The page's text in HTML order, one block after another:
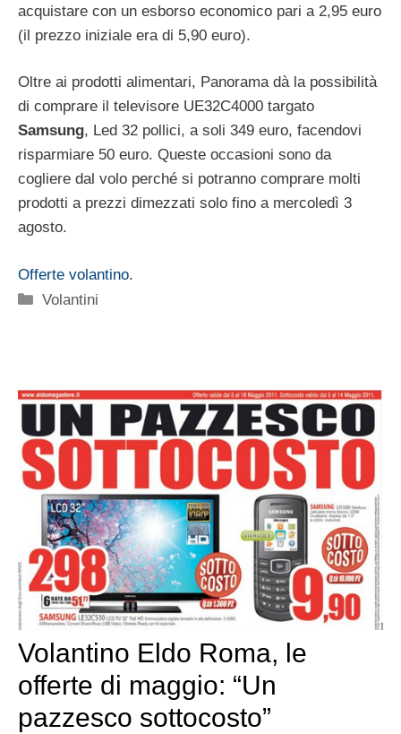
acquistare con un esborso economico pari a 2,95 euro
(il prezzo iniziale era di 5,90 euro).
Oltre ai prodotti alimentari, Panorama dà la possibilità
di comprare il televisore UE32C4000 targato
Samsung, Led 32 pollici, a soli 349 euro, facendovi
risparmiare 50 euro. Queste occasioni sono da
cogliere dal volo perché si potranno comprare molti
prodotti a prezzi dimezzati solo fino a mercoledì 3
agosto.
Offerte volantino.
Categorie
Volantini
Volantino Eldo Roma, le
offerte di maggio: “Un
pazzesco sottocosto”